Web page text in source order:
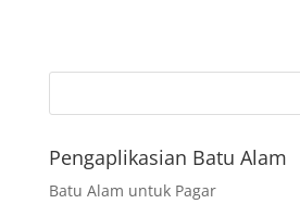
Pengaplikasian Batu Alam
Batu Alam untuk Pagar